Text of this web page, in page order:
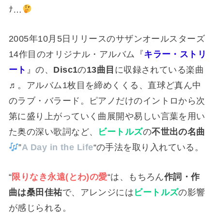
ﾅ…
2005年10月5日リリースのサザンオールスターズ
14作目のオリジナル・アルバム『キラー・ストリ
ート 』の、 Disc1の13曲目 に収録されている楽曲
♬。アルバム1枚目を締めくくる、直球ど真ん中
のラブ・バラード。ピアノだけのイントロから次
第に盛り上がっていく曲展開や易しい言葉を用い
た奥の深い歌詞など、
ビートルズの不世出の名曲
”A Day in the Life“の手法を取り入れている。
“限りなき永遠(とわ)の愛“は、もちろん作詞・作
曲は桑田佳祐で、アレンジには ビートルズの影響
が感じられる。